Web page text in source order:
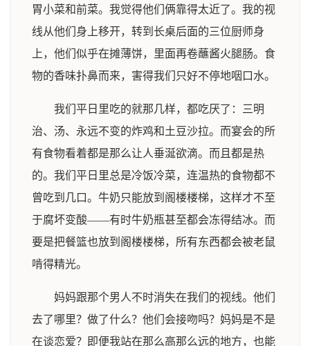
胃小菜和前菜。我觉得他们俩靠得太近了。我的视
线从他们身上移开，转到长桌后面的三位厨师身
上，他们似乎在摊薄饼，里面再卷蘸酱火腿肠。食
物的香味扑鼻而来，害得我们只好不停地咽口水。
我们平日里吃的就那几样，都吃厌了：三明
治、汤、永远不变的炸鸡和土豆沙拉。而宴会的所
有食物看着都是那么让人垂涎欲滴。而且都是热
的。我们平日里总是冷饭冷菜，连温热的食物都不
曾吃到几口。牛奶只能放到阁楼楼梯，这样才不至
于腐坏变酸——有时牛奶瓶甚至都会冻得结冰。而
要是把餐篮也放到阁楼楼梯，所有东西都会被老鼠
啃得精光。
妈妈跟那个男人不时消失在我们的视线。他们
去了哪里？做了什么？他们会接吻吗？妈妈是不是
在谈恋爱？即便我站在那么高那么远的地方，也能